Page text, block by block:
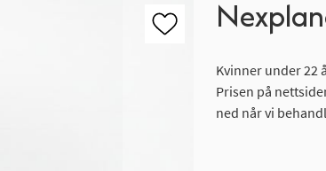
Kvinner under 22
Prisen på
ned når vi